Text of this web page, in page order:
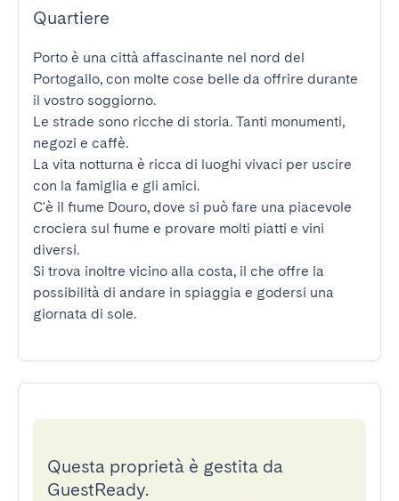
Quartiere
Porto è una città affascinante nel nord del
Portogallo, con molte cose belle da offrire durante
il vostro soggiorno.
Le strade sono ricche di storia. Tanti monumenti,
negozi e caffè.
La vita notturna è ricca di luoghi vivaci per uscire
con la famiglia e gli amici.
C'è il fiume Douro, dove si può fare una piacevole
crociera sul fiume e provare molti piatti e vini
diversi.
Si trova inoltre vicino alla costa, il che offre la
possibilità di andare in spiaggia e godersi una
giornata di sole.
Questa proprietà è gestita da
GuestReady.